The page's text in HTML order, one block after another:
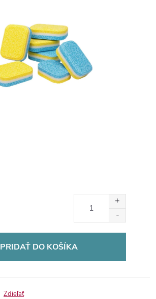
PRIDAŤ DO KOŠÍKA
Zdieľať